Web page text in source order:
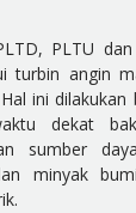
PLTU
turbin angin
ini dilakukan
dekat
sumber
minyak